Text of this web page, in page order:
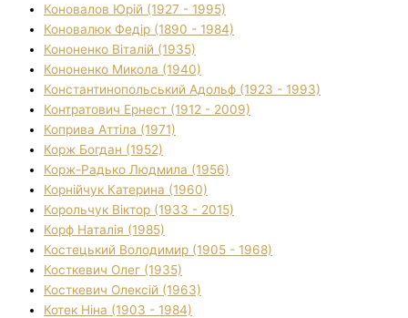
Коновалов Юрій (1927 - 1995)
Коновалюк Федір (1890 - 1984)
Кононенко Віталій (1935)
Кононенко Микола (1940)
Константинопольський Адольф (1923 - 1993)
Контратович Ернест (1912 - 2009)
Коприва Аттіла (1971)
Корж Богдан (1952)
Корж-Радько Людмила (1956)
Корнійчук Катерина (1960)
Корольчук Віктор (1933 - 2015)
Корф Наталія (1985)
Костецький Володимир (1905 - 1968)
Косткевич Олег (1935)
Косткевич Олексій (1963)
Котек Ніна (1903 - 1984)